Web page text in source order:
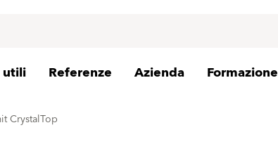
utili Referenze Azienda Formazione
CrystalTop